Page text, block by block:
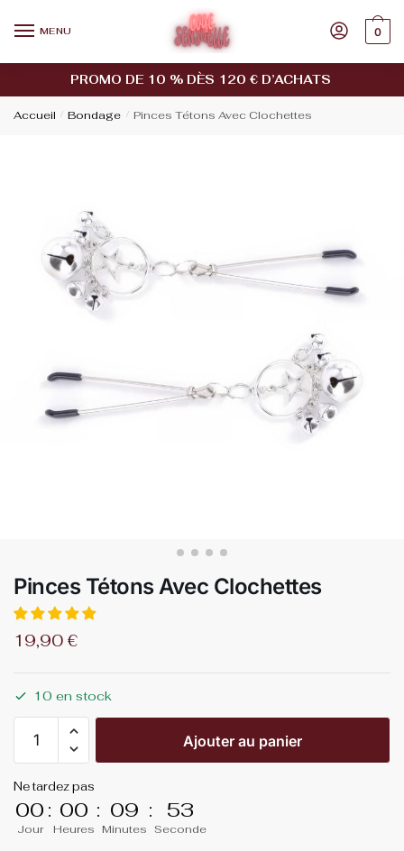
MENU 0
PROMO DE 10 % DÈS 120 € D’ACHATS
Accueil / Bondage / Pinces Tétons Avec Clochettes
Pinces Tétons Avec Clochettes
19,90 €
10 en stock
Ajouter au panier
Ne tardez pas
00
Jour
: 00
Heures
: 09
Minutes
: 53
Seconde